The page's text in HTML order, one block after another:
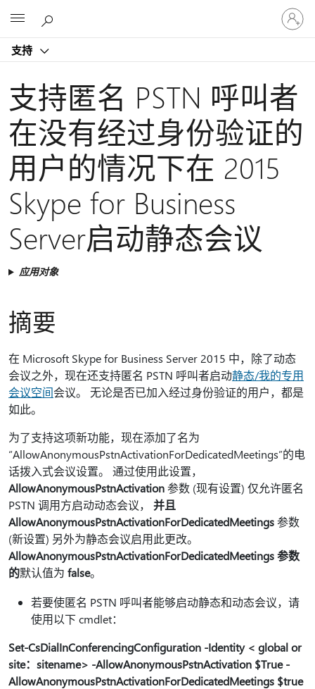
支持
请
登
录
帐
户
支持匿名 PSTN 呼叫者
在没有经过身份验证的
用户的情况下在 2015
Skype for Business
Server启动静态会议
应用对象
摘要
在 Microsoft Skype for Business Server 2015 中，除了动态
会议之外，现在还支持匿名 PSTN 呼叫者启动静态/我的专用
会议空间会议。 无论是否已加入经过身份验证的用户，都是
如此。
为了支持这项新功能，现在添加了名为
“AllowAnonymousPstnActivationForDedicatedMeetings”的电
话拨入式会议设置。 通过使用此设置，
AllowAnonymousPstnActivation参数 (现有设置) 仅允许匿名
PSTN 调用方启动动态会议， 并且
AllowAnonymousPstnActivationForDedicatedMeetings参数
(新设置) 另外为静态会议启用此更改。
AllowAnonymousPstnActivationForDedicatedMeetings 参数
的默认值为 false。
若要使匿名 PSTN 呼叫者能够启动静态和动态会议，请
使用以下 cmdlet：
Set-CsDialInConferencingConfiguration -Identity < global or
site：sitename> -AllowAnonymousPstnActivation $True -
AllowAnonymousPstnActivationForDedicatedMeetings $true